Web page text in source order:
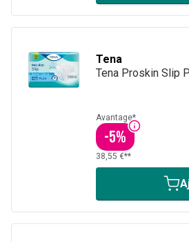
Tena
Tena Proskin Slip
Avantage*
-5%
38,55 €**